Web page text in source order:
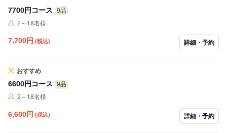
7700円コース 9品
2～18名様
7,700円 (税込) 詳細・予約
おすすめ
6600円コース 9品
2～18名様
6,600円 (税込) 詳細・予約